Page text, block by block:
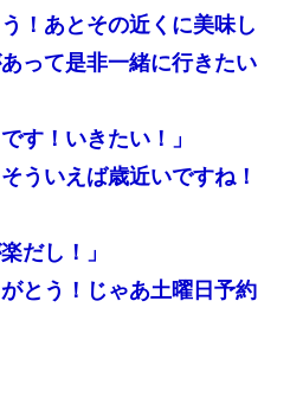
！あとその近くに美味し
って是非一緒に行きたい
す！いきたい！」
ういえば歳近いですね！
だし！」
とう！じゃあ土曜日予約